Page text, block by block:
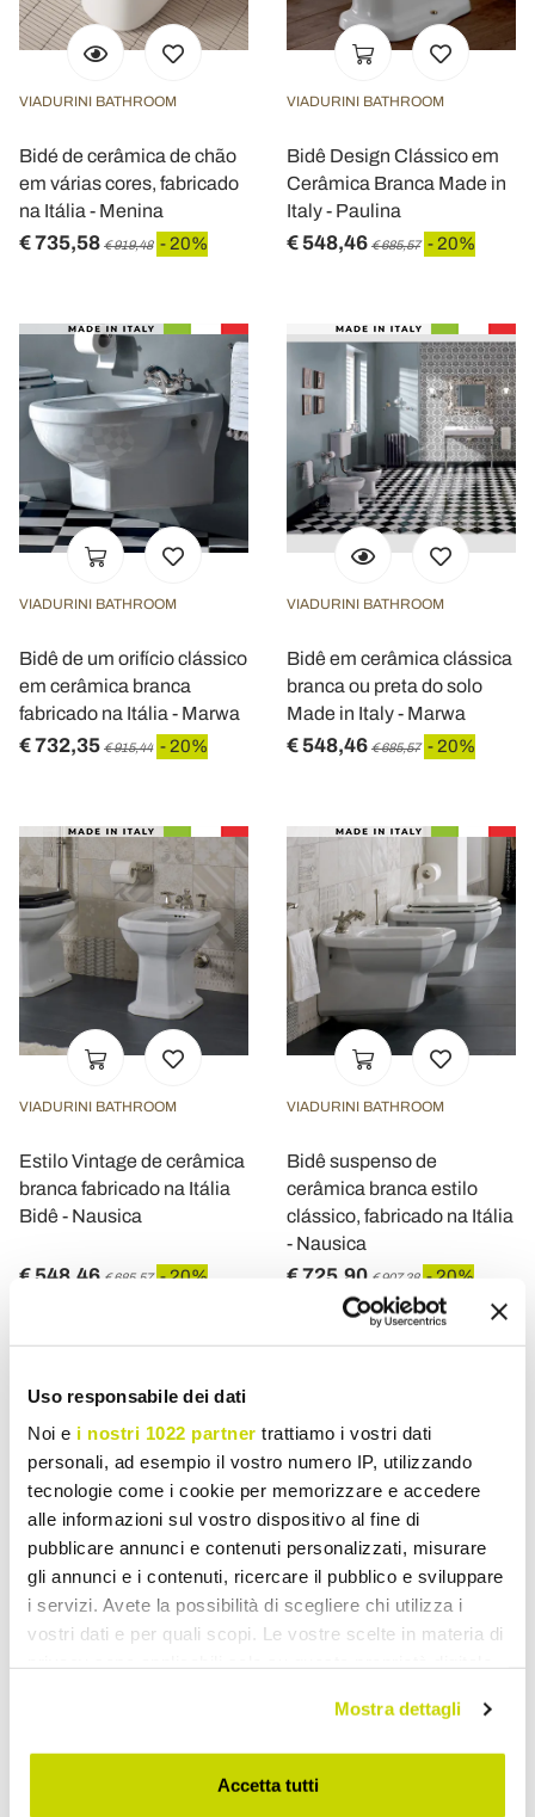
Uso responsabile dei dati
Noi e i nostri 1022 partner trattiamo i vostri dati
personali, ad esempio il vostro numero IP, utilizzando
tecnologie come i cookie per memorizzare e accedere
alle informazioni sul vostro dispositivo al fine di
pubblicare annunci e contenuti personalizzati, misurare
gli annunci e i contenuti, ricercare il pubblico e sviluppare
i servizi. Avete la possibilità di scegliere chi utilizza i
vostri dati e per quali scopi. Le vostre scelte in materia di
modificare o revocare il proprio consenso in qualsiasi
momento dalla Dichiarazione sui cookie o facendo clic
sull'icona di attivazione della privacy.
Mostra dettagli
Accetta tutti
VIADURINI BATHROOM
Bidé de cerâmica de chão
em várias cores, fabricado
na Itália - Menina
€ 735,58 € 919,48 - 20%
VIADURINI BATHROOM
Bidê Design Clássico em
Cerâmica Branca Made in
Italy - Paulina
€ 548,46 € 685,57 - 20%
VIADURINI BATHROOM
Bidê de um orifício clássico
em cerâmica branca
fabricado na Itália - Marwa
€ 732,35 € 915,44 - 20%
VIADURINI BATHROOM
Bidê em cerâmica clássica
branca ou preta do solo
Made in Italy - Marwa
€ 548,46 € 685,57 - 20%
VIADURINI BATHROOM
Estilo Vintage de cerâmica
branca fabricado na Itália
Bidê - Nausica
€ 548,46 € 685,57 - 20%
VIADURINI BATHROOM
Bidê suspenso de
cerâmica branca estilo
clássico, fabricado na Itália
- Nausica
€ 725,90 € 907,38 - 20%
VIADURINI BATHROOM
- 20%
VIADURINI BATHROOM
cerâmica Made in Italy
€ 678,31